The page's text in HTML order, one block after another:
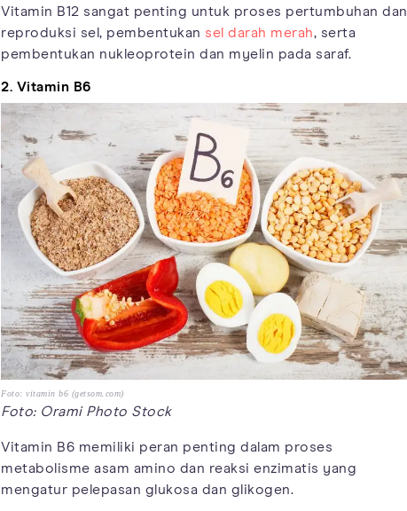
Vitamin B12 sangat penting untuk proses pertumbuhan dan
reproduksi sel, pembentukan sel darah merah, serta
pembentukan nukleoprotein dan myelin pada saraf.
2. Vitamin B6
Foto: vitamin b6 (getsom.com)
Foto: Orami Photo Stock
Vitamin B6 memiliki peran penting dalam proses
metabolisme asam amino dan reaksi enzimatis yang
mengatur pelepasan glukosa dan glikogen.